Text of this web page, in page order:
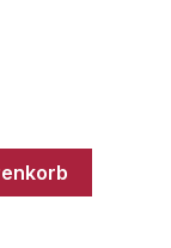
5 Sternen